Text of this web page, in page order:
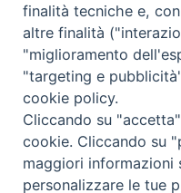
Abbonamento
Abbonamento
Abbonamento Singola
finalità tecniche e,
altre finalità
"miglioramento
"targeting e
cookie policy.
Cliccando su
cookie. Cliccando su
maggiori
personalizzare le tue